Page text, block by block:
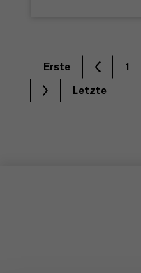
Erste 1
Letzte